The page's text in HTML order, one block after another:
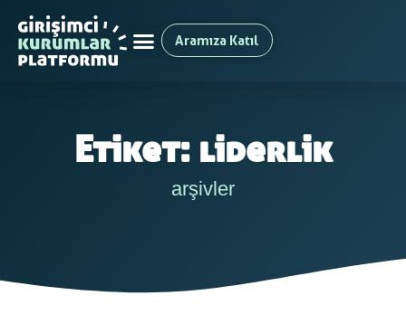
Aramıza Katıl
Etiket: liderlik
arşivler